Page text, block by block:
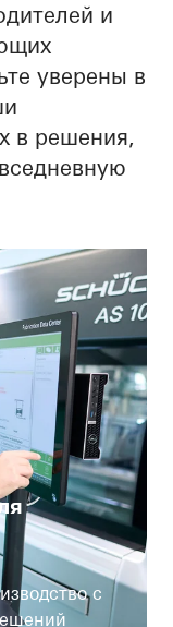
и
уверены в
в решения,
с